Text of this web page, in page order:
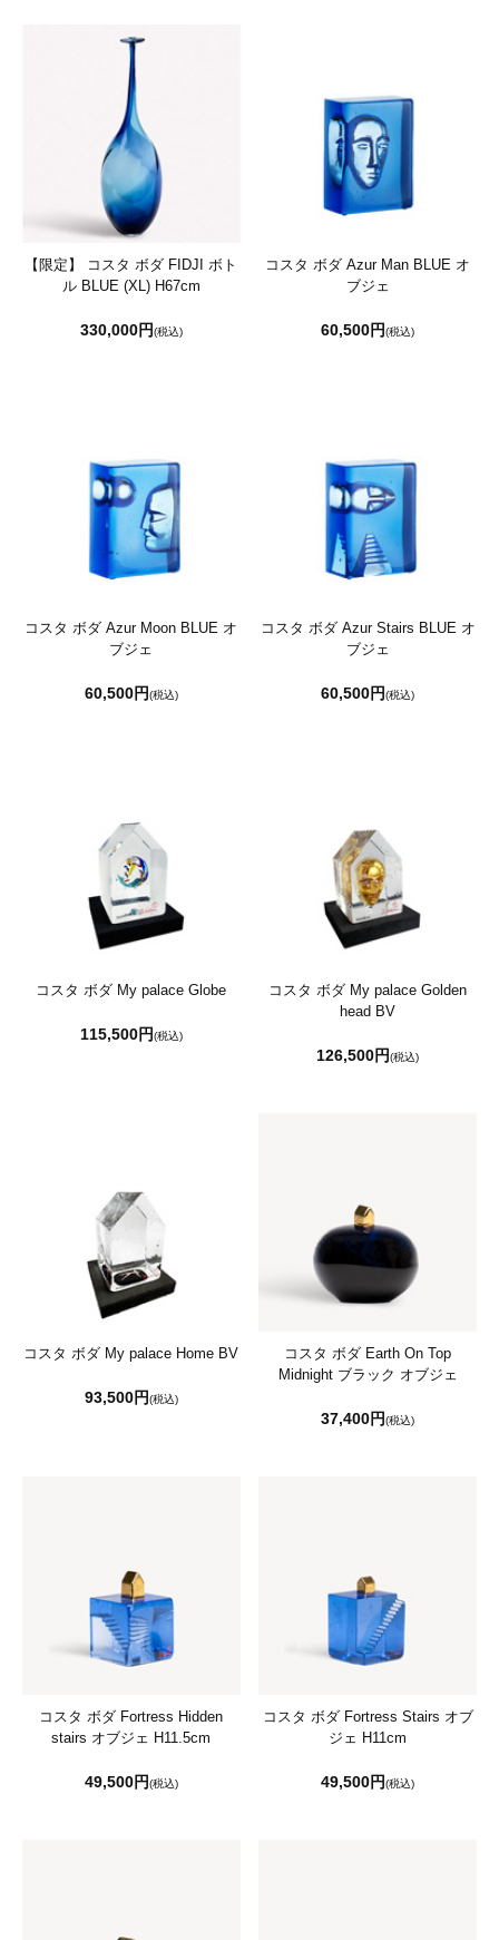
【限定】 コスタ ボダ FIDJI ボト
ル BLUE (XL) H67cm
330,000円(税込)
コスタ ボダ Azur Man BLUE オ
ブジェ
60,500円(税込)
コスタ ボダ Azur Moon BLUE オ
ブジェ
60,500円(税込)
コスタ ボダ Azur Stairs BLUE オ
ブジェ
60,500円(税込)
コスタ ボダ My palace Globe
115,500円(税込)
コスタ ボダ My palace Golden
head BV
126,500円(税込)
コスタ ボダ My palace Home BV
93,500円(税込)
コスタ ボダ Earth On Top
Midnight ブラック オブジェ
37,400円(税込)
コスタ ボダ Fortress Hidden
stairs オブジェ H11.5cm
49,500円(税込)
コスタ ボダ Fortress Stairs オブ
ジェ H11cm
49,500円(税込)